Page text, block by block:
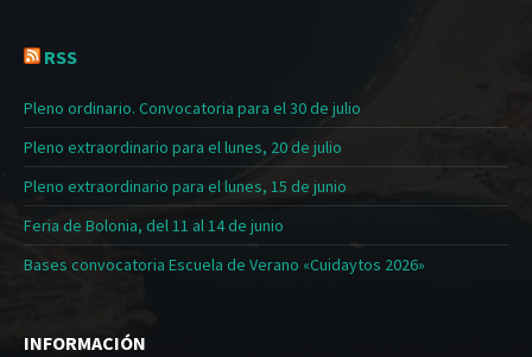
RSS
Pleno ordinario. Convocatoria para el 30 de julio
Pleno extraordinario para el lunes, 20 de julio
Pleno extraordinario para el lunes, 15 de junio
Feria de Bolonia, del 11 al 14 de junio
Bases convocatoria Escuela de Verano «Cuidaytos 2026»
INFORMACIÓN